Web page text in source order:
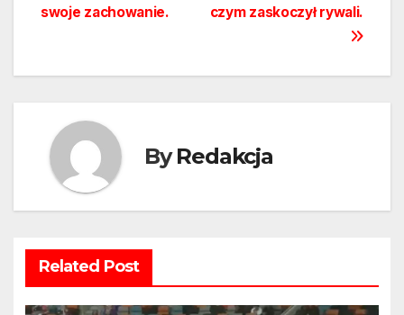
czym zaskoczył rywali.
swoje zachowanie.
ByRedakcja
Related Post